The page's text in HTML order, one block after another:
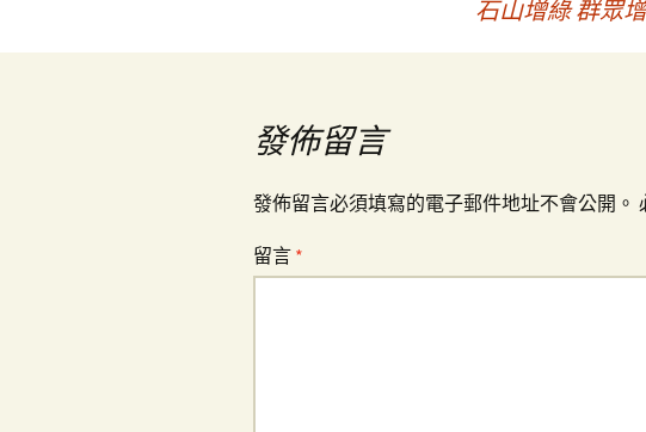
章
石山增綠 群眾
發佈留言
發佈留言必須填寫的電子郵件地址不會公開。
留言 *